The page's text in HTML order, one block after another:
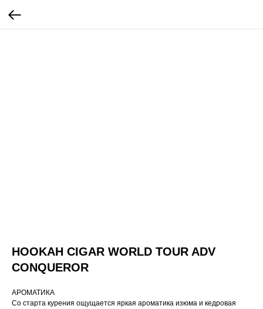
HOOKAH CIGAR WORLD TOUR ADV
CONQUEROR
АРОМАТИКА
Со старта курения ощущается яркая ароматика изюма и кедровая